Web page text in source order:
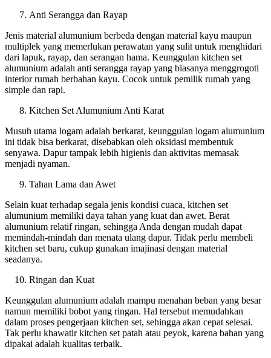
Anti Serangga dan Rayap
Jenis material alumunium berbeda dengan material kayu maupun
multiplek yang memerlukan perawatan yang sulit untuk menghidari
dari lapuk, rayap, dan serangan hama. Keunggulan kitchen set
alumunium adalah anti serangga rayap yang biasanya menggrogoti
interior rumah berbahan kayu. Cocok untuk pemilik rumah yang
simple dan rapi.
Kitchen Set Alumunium Anti Karat
Musuh utama logam adalah berkarat, keunggulan logam alumunium
ini tidak bisa berkarat, disebabkan oleh oksidasi membentuk
senyawa. Dapur tampak lebih higienis dan aktivitas memasak
menjadi nyaman.
Tahan Lama dan Awet
Selain kuat terhadap segala jenis kondisi cuaca, kitchen set
alumunium memiliki daya tahan yang kuat dan awet. Berat
alumunium relatif ringan, sehingga Anda dengan mudah dapat
memindah-mindah dan menata ulang dapur. Tidak perlu membeli
kitchen set baru, cukup gunakan imajinasi dengan material
seadanya.
Ringan dan Kuat
Keunggulan alumunium adalah mampu menahan beban yang besar
namun memiliki bobot yang ringan. Hal tersebut memudahkan
dalam proses pengerjaan kitchen set, sehingga akan cepat selesai.
Tak perlu khawatir kitchen set patah atau peyok, karena bahan yang
dipakai adalah kualitas terbaik.